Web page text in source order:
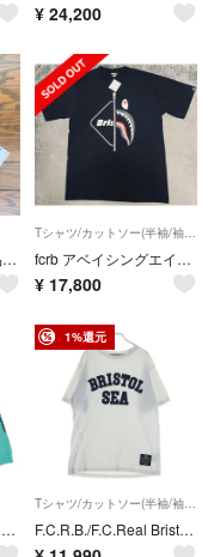
¥ 24,200
FCRB ショルダー新品未使用 fcrb アベイシングエイプ コラボtシャツ
¥ 17,800
F.C.R.B. エフシーアールビー 26SS FCRB-260082 PRESS L/S TEE プレス バック アーム ロゴ 胸ポケット ロングスリーブ Tシャツ 長袖カットソー ライトブルー系 XL【極上美品】【中古】
1%還元
Tシャツ/カットソー(半袖/袖なし)
F.C.R.B./F.C.Real Bristol/FCRB エフシーアールビー/エフシーレアルブリストル ×WIND AND SEA BRISTOL SEA TEAM TEE クルーネック 半袖Tシャツ カットソー ホワイト FCRB-220156